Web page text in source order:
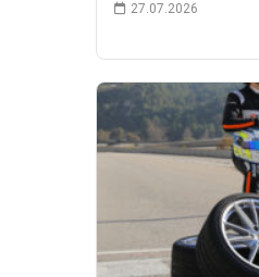
27.07.2026